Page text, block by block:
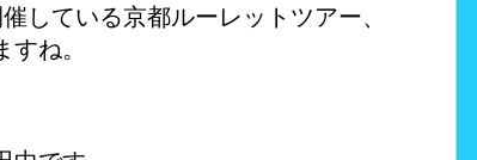
している京都ルーレットツアー、
ね。